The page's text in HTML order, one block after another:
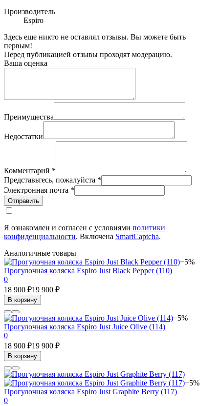
Производитель
Espiro
Здесь еще никто не оставлял отзывы. Вы можете быть
первым!
Перед публикацией отзывы проходят модерацию.
Ваша оценка
Преимущества
Недостатки
Комментарий *
Представьтесь, пожалуйста *
Электронная почта *
Отправить
Я ознакомлен и согласен с условиями политики
конфиденциальности. Включена SmartCaptcha.
Аналогичные товары
−5%
Прогулочная коляска Espiro Just Black Pepper (110)
0
18 900 ₽19 900 ₽
В корзину
−5%
Прогулочная коляска Espiro Just Juice Olive (114)
0
18 900 ₽19 900 ₽
В корзину
−5%
Прогулочная коляска Espiro Just Graphite Berry (117)
0